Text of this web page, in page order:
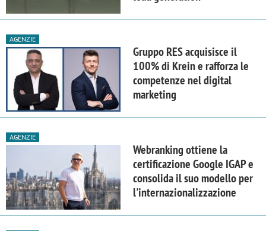
AGENZIE
Gruppo RES acquisisce il
100% di Krein e rafforza le
competenze nel digital
marketing
AGENZIE
Webranking ottiene la
certificazione Google IGAP e
consolida il suo modello per
l'internazionalizzazione